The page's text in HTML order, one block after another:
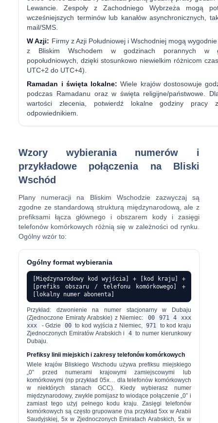
Lewancie. Zespoły z Zachodniego Wybrzeża mogą
wcześniejszych terminów lub kanałów asynchronicznych,
mail/SMS.
W Azji: Firmy z Azji Południowej i Wschodniej mogą wygodnie
z Bliskim Wschodem w godzinach porannych w
popołudniowych, dzięki stosunkowo niewielkim różnicom
UTC+2 do UTC+4).
Ramadan i święta lokalne: Wiele krajów dostosowuje
podczas Ramadanu oraz w święta religijne/państwowe.
wartości zlecenia, potwierdź lokalne godziny pracy
odpowiednikiem.
Wzory wybierania numerów i
przykładowe połączenia na Bliski
Wschód
Plany numeracji na Bliskim Wschodzie zazwyczaj są
zgodne ze standardową strukturą międzynarodową, ale z
prefiksami łącza głównego i obszarem kody i zasięgi
telefonów komórkowych różnią się w zależności od rynku.
Ogólny wzór to:
Ogólny format wybierania
[Międzynarodowy kod wyjścia] + [kod kraju] +
[prefiks obszaru / telefonu komórkowego] +
[lokalny numer abonenta]
Przykład: dzwonienie na numer stacjonarny w Dubaju
(Zjednoczone Emiraty Arabskie) z Niemiec:
00 971 4 xxx
xxx
- Gdzie 00 to kod wyjścia z Niemiec, 971 to kod kraju
Zjednoczonych Emiratów Arabskich i
4 to numer kierunkowy
Dubaju.
Prefiksy linii miejskich i zakresy telefonów komórkowych
Wiele krajów Bliskiego Wschodu używa prefiksu miejskiego
„0” przed numerami krajowymi zamiejscowymi lub
komórkowymi (np przykład 05x… dla telefonów komórkowych
w niektórych stanach GCC). Kiedy wybierasz numer
międzynarodowy, zwykle pomijasz to wiodące połączenie „0” i
zamiast tego użyj pełnego kodu kraju. Zasięgi telefonów
komórkowych są często grupowane (na przykład 5xx w Arabii
Saudyjskiej, 5x w Zjednoczonych Emiratach Arabskich, 5x w